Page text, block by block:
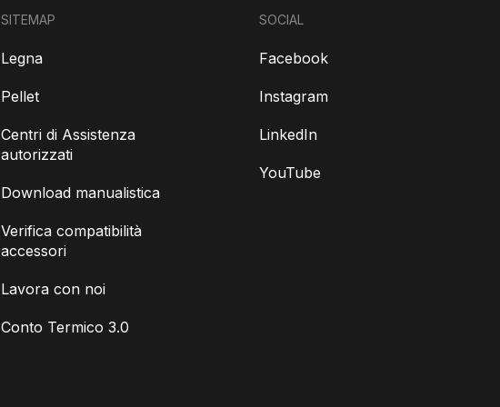
SITEMAP
Legna
Pellet
Centri di Assistenza
autorizzati
Download manualistica
Verifica compatibilità
accessori
Lavora con noi
Conto Termico 3.0
SOCIAL
Facebook
Instagram
LinkedIn
YouTube